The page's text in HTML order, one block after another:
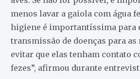
menos lavar a gaiola com água
higiene é importantíssima para
transmissão de doenças para as
evitar que elas tenham contato
fezes”, afirmou durante